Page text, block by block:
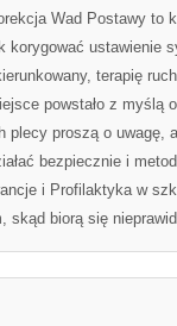
Wad Postawy to
korygować ustawienie
terapię
powstało z myślą
plecy proszą o uwagę,
bezpiecznie i
i Profilaktyka w
skąd biorą się